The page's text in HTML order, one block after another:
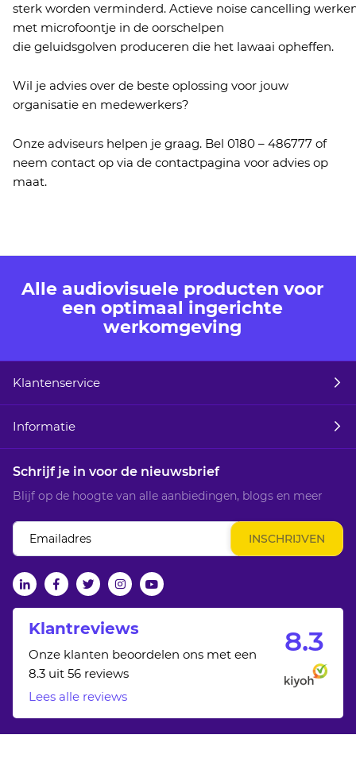
sterk worden verminderd. Actieve noise cancelling
met microfoontje in de oorschelpen
die geluidsgolven produceren die het lawaai opheffen.
Wil je advies over de beste oplossing voor jouw
organisatie en medewerkers?
Onze adviseurs helpen je graag. Bel 0180 – 486777 of
neem contact op via de contactpagina voor advies op
maat.
Alle audiovisuele producten voor
een optimaal ingerichte
werkomgeving
Klantenservice
Informatie
Schrijf je in voor de nieuwsbrief
Blijf op de hoogte van alle aanbiedingen, blogs en meer
Abonneer
u
onze
nieuwsbrief
INSCHRIJVEN
linkedinfacebook
twitterInstagramYoutube
Klantreviews
Onze klanten beoordelen ons met een
8.3 uit 56 reviews
Lees alle reviews
8.3